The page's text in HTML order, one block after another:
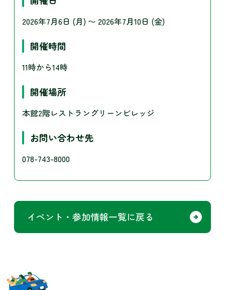
2026年7月6日 (月) 〜 2026年7月10日 (金)
開催時間
11時から14時
開催場所
本館2階レストラングリーンビレッジ
お問い合わせ先
078-743-8000
イベント・参加情報一覧に戻る